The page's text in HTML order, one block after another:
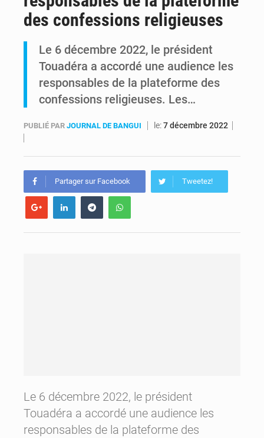
Kinshasa : Le Gouvernement provincial annonce la construction imminente du boulevard Étienne Tshisekedi
Ebola Bundibugyo : Tshisekedi mobilise le Gouvernement, l’OMS et Africa CDC pour renforcer la riposte
des confessions religieuses
Le 6 décembre 2022, le président
Touadéra a accordé une audience les
responsables de la plateforme des
confessions religieuses. Les…
PUBLIÉ PAR JOURNAL DE BANGUI le:7 décembre 2022
Partager sur Facebook Tweetez!
Le 6 décembre 2022, le président
Touadéra a accordé une audience les
responsables de la plateforme des